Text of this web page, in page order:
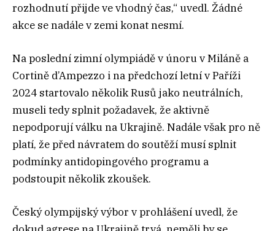
rozhodnutí přijde ve vhodný čas,“ uvedl. Žádné
akce se nadále v zemi konat nesmí.
Na poslední zimní olympiádě v únoru v Miláně a
Cortině d’Ampezzo i na předchozí letní v Paříži
2024 startovalo několik Rusů jako neutrálních,
museli tedy splnit požadavek, že aktivně
nepodporují válku na Ukrajině. Nadále však pro ně
platí, že před návratem do soutěží musí splnit
podmínky antidopingového programu a
podstoupit několik zkoušek.
Český olympijský výbor v prohlášení uvedl, že